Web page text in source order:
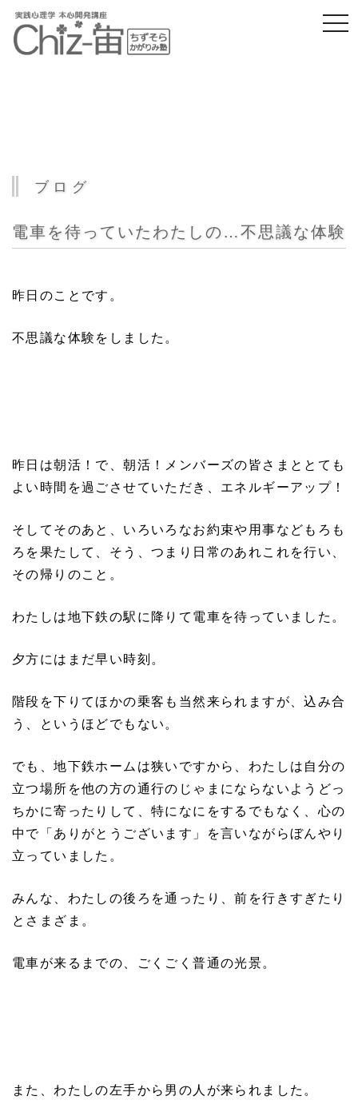
ブログ
電車を待っていたわたしの…不思議な体験
昨日のことです。
不思議な体験をしました。
昨日は朝活！で、朝活！メンバーズの皆さまととても
よい時間を過ごさせていただき、エネルギーアップ！
そしてそのあと、いろいろなお約束や用事などもろも
ろを果たして、そう、つまり日常のあれこれを行い、
その帰りのこと。
わたしは地下鉄の駅に降りて電車を待っていました。
夕方にはまだ早い時刻。
階段を下りてほかの乗客も当然来られますが、込み合
う、というほどでもない。
でも、地下鉄ホームは狭いですから、わたしは自分の
立つ場所を他の方の通行のじゃまにならないようどっ
ちかに寄ったりして、特になにをするでもなく、心の
中で「ありがとうございます」を言いながらぼんやり
立っていました。
みんな、わたしの後ろを通ったり、前を行きすぎたり
とさまざま。
電車が来るまでの、ごくごく普通の光景。
また、わたしの左手から男の人が来られました。